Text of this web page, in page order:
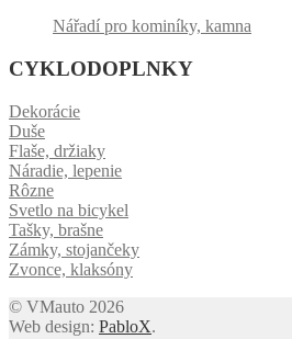
Nářadí pro kominíky, kamna
CYKLODOPLNKY
Dekorácie
Duše
Flaše, držiaky
Náradie, lepenie
Rôzne
Svetlo na bicykel
Tašky, brašne
Zámky, stojančeky
Zvonce, klaksóny
© VMauto 2026
Web design: PabloX.